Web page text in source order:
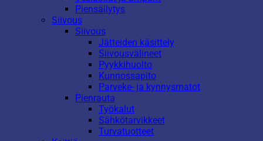
Piensäilytys
Siivous
Siivous
Jätteiden käsittely
Siivousvälineet
Pyykkihuolto
Kunnossapito
Parveke- ja kynnysmatot
Pienrauta
Työkalut
Sähkötarvikkeet
Turvatuotteet